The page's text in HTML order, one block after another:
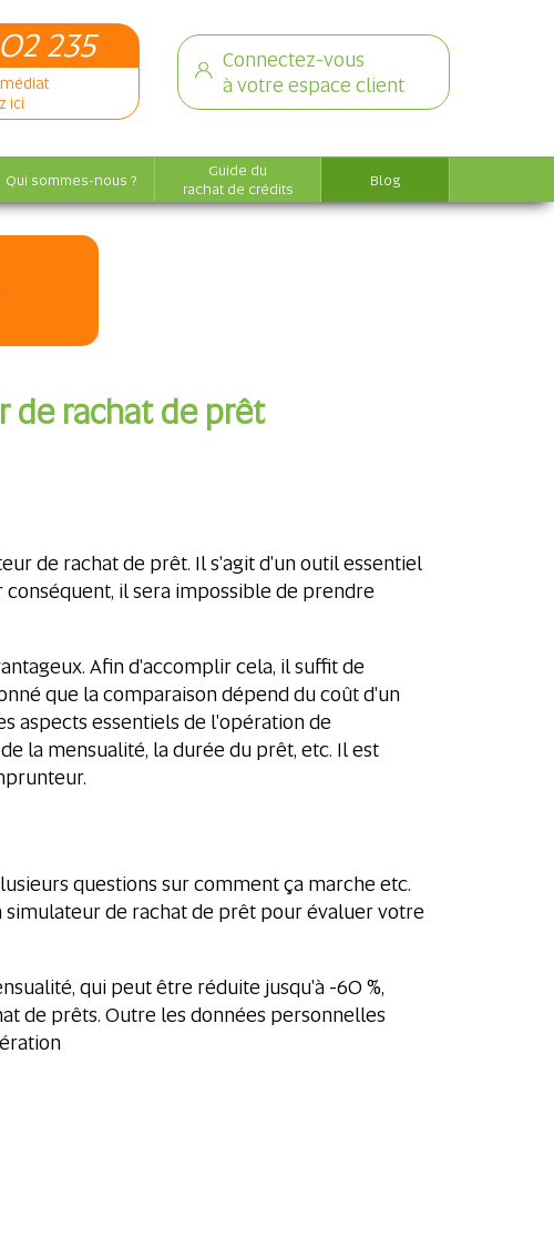
235
ici
Connectez-vous
à votre espace client
Qui sommes-nous ?
Guide du
rachat de crédits
Blog
de rachat de prêt
de rachat de prêt. Il s'agit d'un outil essentiel
il sera impossible de prendre
Afin d'accomplir cela, il suffit de
que la comparaison dépend du coût d'un
aspects essentiels de l'opération de
la mensualité, la durée du prêt, etc. Il est
questions sur comment ça marche etc.
simulateur de rachat de prêt pour évaluer votre
qui peut être réduite jusqu'à -60 %,
de prêts. Outre les données personnelles